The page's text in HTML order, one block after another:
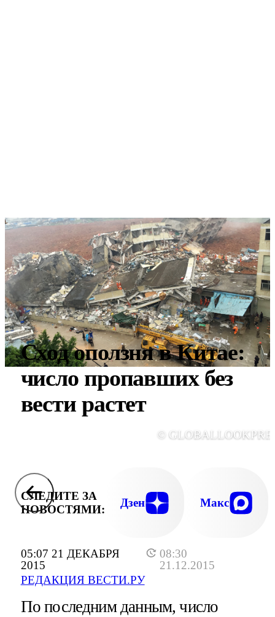
05:07 21 ДЕКАБРЯ
2015
08:30
21.12.2015
РЕДАКЦИЯ ВЕСТИ.РУ
Сход оползня в Китае:
число пропавших без
вести растет
©
СЛЕДИТЕ ЗА
НОВОСТЯМИ:
Дзен Макс
По последним данным, число